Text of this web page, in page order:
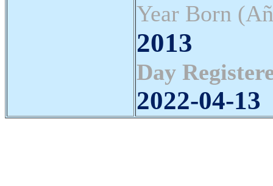
Year Born
2013
Day
2022-04-13